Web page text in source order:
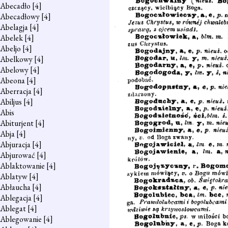
Abecadło [4]
Abecadłowy[4]
Abelagja[4]
Abelek[4]
Abeljo [4]
Abelkowy[4]
Abelowy[4]
Abeona[4]
Aberracja[4]
Abiljus [4]
Abis
Abiturjent[4]
Abja[4]
Abjuracja[4]
Abjurować [4]
Ablaktowanie [4]
Ablatyw[4]
Abłaucha[4]
Ablegacja[4]
Ablegat[4]
Ablegowanie [4]